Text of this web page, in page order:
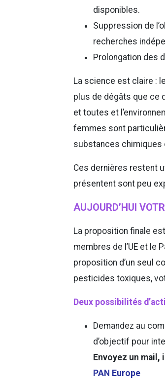
disponibles.
Suppression de
recherches
Prolongation des
La science est claire :
plus de dégâts que ce
et toutes et
femmes sont
substances chimiques
Ces dernières restent
présentent sont peu
AUJOURD’HUI
La proposition finale
membres de l’UE et le
proposition d’un seul
pesticides toxiques,
Deux possibilités
Demandez au
d’objectif pour
Envoyez un
PAN Europe